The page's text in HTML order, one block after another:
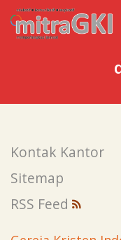
Kontak Kantor
Sitemap
RSS Feed